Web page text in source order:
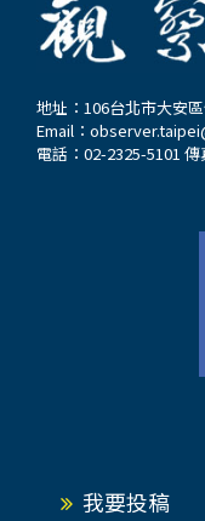
地址：106台北市大安
Email：
電話：02-2325-5101
我要投稿